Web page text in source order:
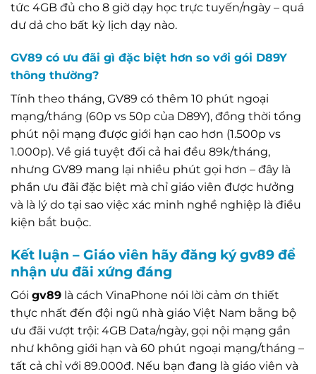
tức 4GB đủ cho 8 giờ dạy học trực tuyến/ngày – quá
dư dả cho bất kỳ lịch dạy nào.
GV89 có ưu đãi gì đặc biệt hơn so với gói D89Y
thông thường?
Tính theo tháng, GV89 có thêm 10 phút ngoại
mạng/tháng (60p vs 50p của D89Y), đồng thời tổng
phút nội mạng được giới hạn cao hơn (1.500p vs
1.000p). Về giá tuyệt đối cả hai đều 89k/tháng,
nhưng GV89 mang lại nhiều phút gọi hơn – đây là
phần ưu đãi đặc biệt mà chỉ giáo viên được hưởng
và là lý do tại sao việc xác minh nghề nghiệp là điều
kiện bắt buộc.
Kết luận – Giáo viên hãy đăng ký gv89 để
nhận ưu đãi xứng đáng
Gói gv89 là cách VinaPhone nói lời cảm ơn thiết
thực nhất đến đội ngũ nhà giáo Việt Nam bằng bộ
ưu đãi vượt trội: 4GB Data/ngày, gọi nội mạng gần
như không giới hạn và 60 phút ngoại mạng/tháng –
tất cả chỉ với 89.000đ. Nếu bạn đang là giáo viên và